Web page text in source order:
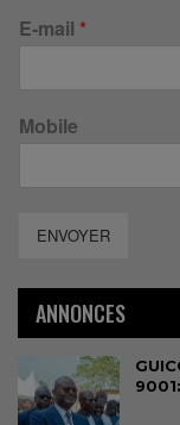
E-mail *
Mobile
ENVOYER
ANNONCES